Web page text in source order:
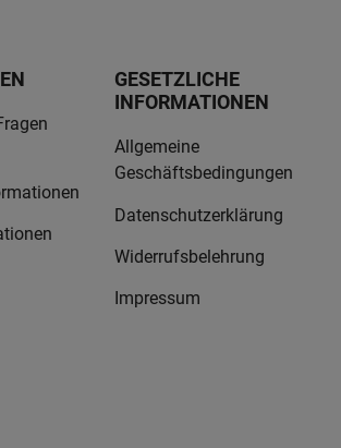
GESETZLICHE
INFORMATIONEN
Allgemeine
Geschäftsbedingungen
Datenschutzerklärung
Widerrufsbelehrung
Impressum